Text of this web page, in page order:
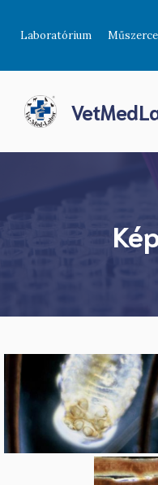
Laboratórium